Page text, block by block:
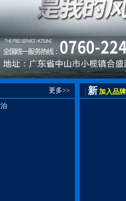
更多>> | 新 加入品